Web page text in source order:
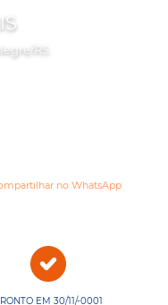
RS
no WhatsApp
EM 30/11/-0001